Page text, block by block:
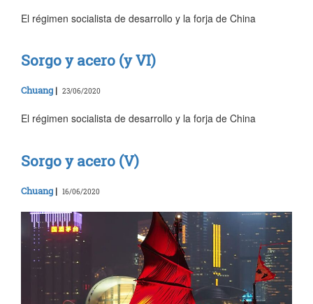
El régimen socialista de desarrollo y la forja de China
Sorgo y acero (y VI)
Chuang | 23/06/2020
El régimen socialista de desarrollo y la forja de China
Sorgo y acero (V)
Chuang | 16/06/2020